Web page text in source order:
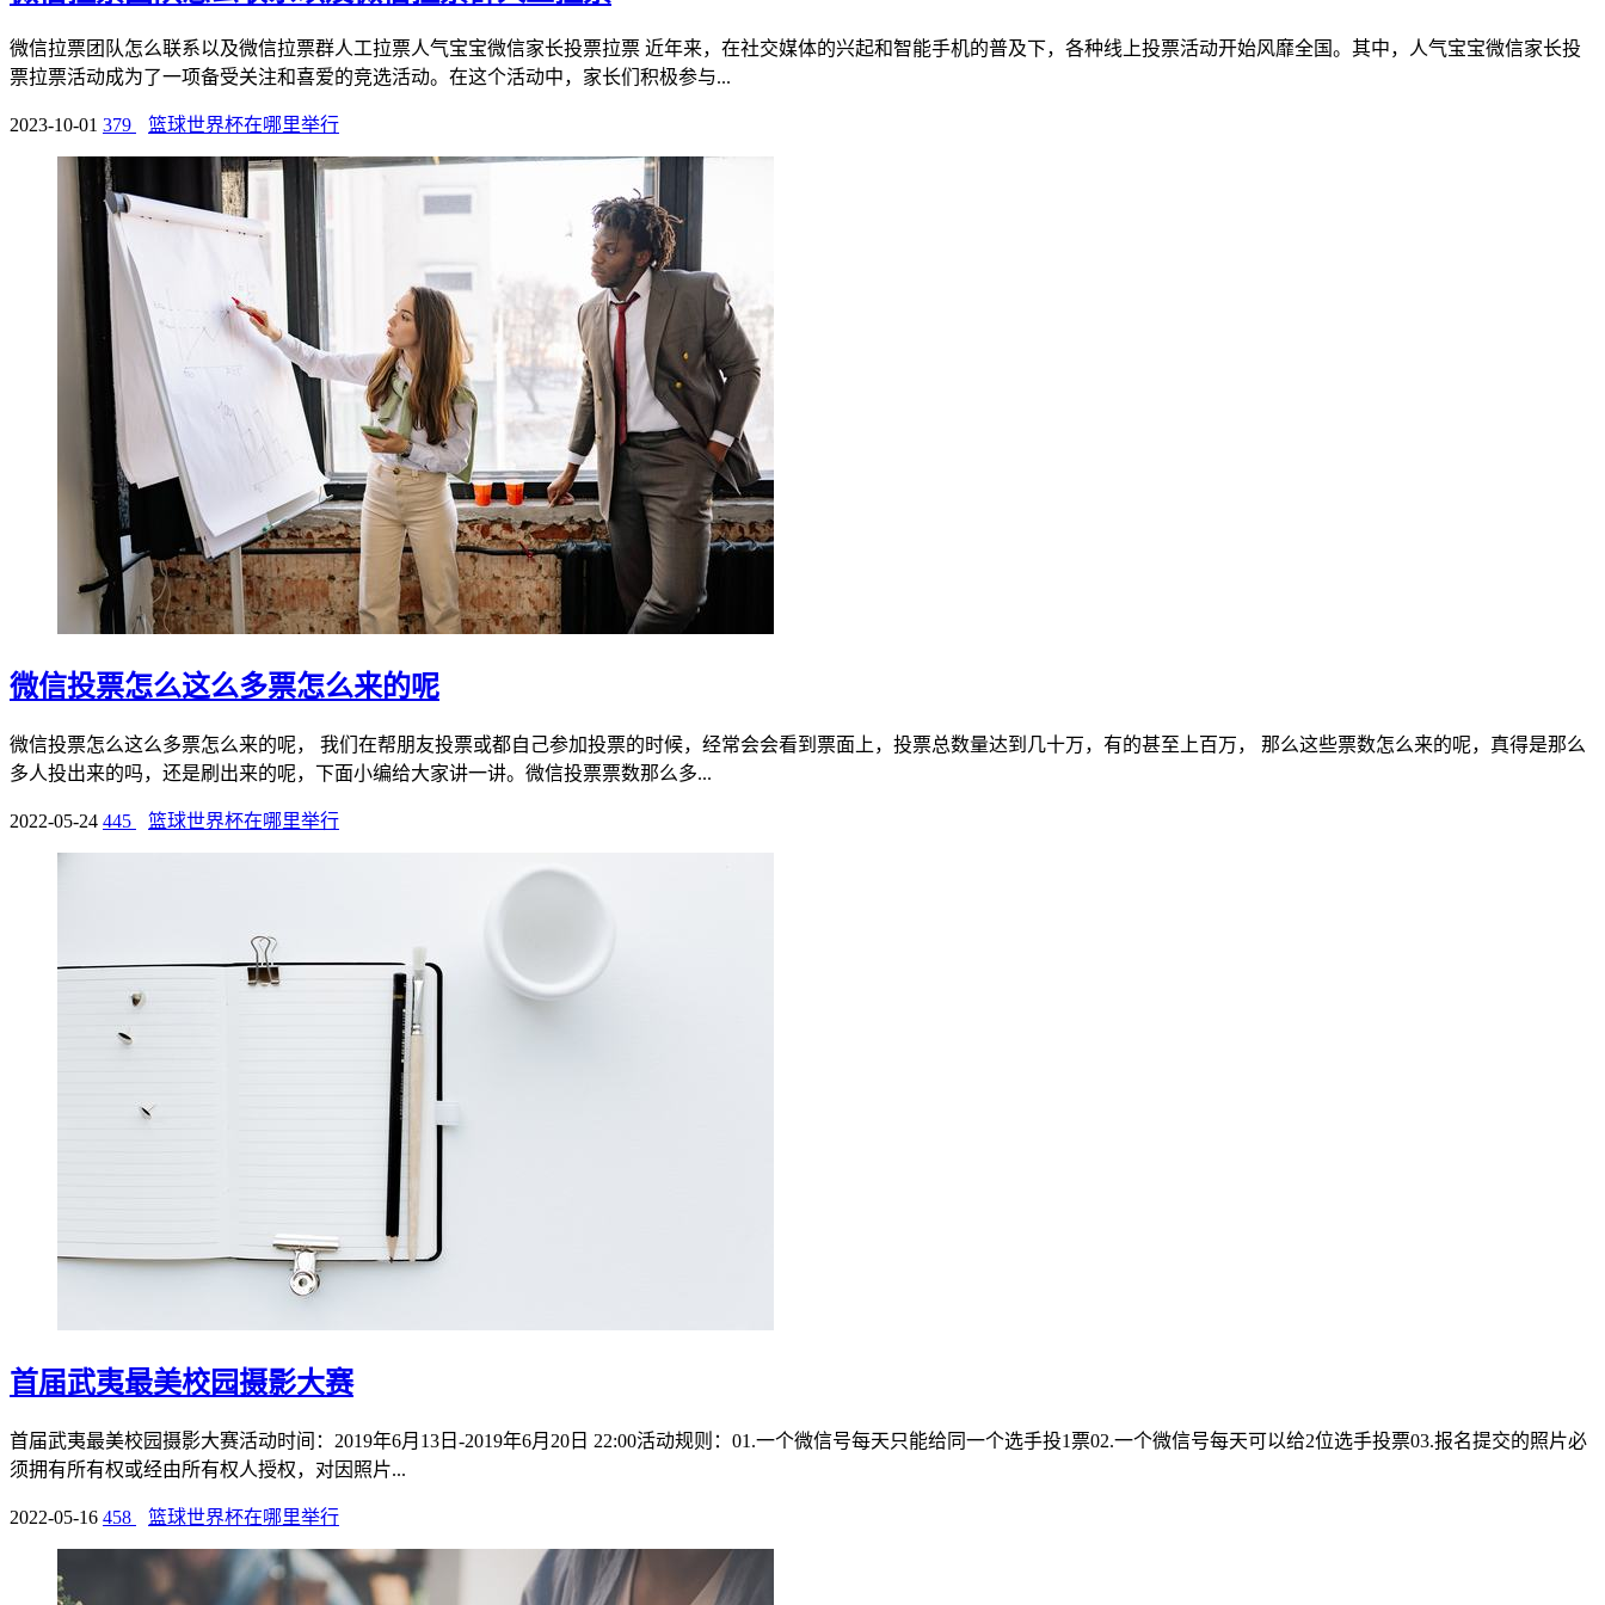
微信拉票团队怎么联系以及微信拉票群人工拉票人气宝宝微信家长投票拉票 近年来，在社交媒体的兴起和智能手机的普及下，各种线上投票活动开始风靡全国。其中，人气宝宝微信家长投
票拉票活动成为了一项备受关注和喜爱的竞选活动。在这个活动中，家长们积极参与...
2023-10-01 379 篮球世界杯在哪里举行
微信投票怎么这么多票怎么来的呢
微信投票怎么这么多票怎么来的呢， 我们在帮朋友投票或都自己参加投票的时候，经常会会看到票面上，投票总数量达到几十万，有的甚至上百万， 那么这些票数怎么来的呢，真得是那么
多人投出来的吗，还是刷出来的呢，下面小编给大家讲一讲。微信投票票数那么多...
2022-05-24 445 篮球世界杯在哪里举行
首届武夷最美校园摄影大赛
首届武夷最美校园摄影大赛活动时间：2019年6月13日-2019年6月20日 22:00活动规则：01.一个微信号每天只能给同一个选手投1票02.一个微信号每天可以给2位选手投票03.报名提交的照片必
须拥有所有权或经由所有权人授权，对因照片...
2022-05-16 458 篮球世界杯在哪里举行